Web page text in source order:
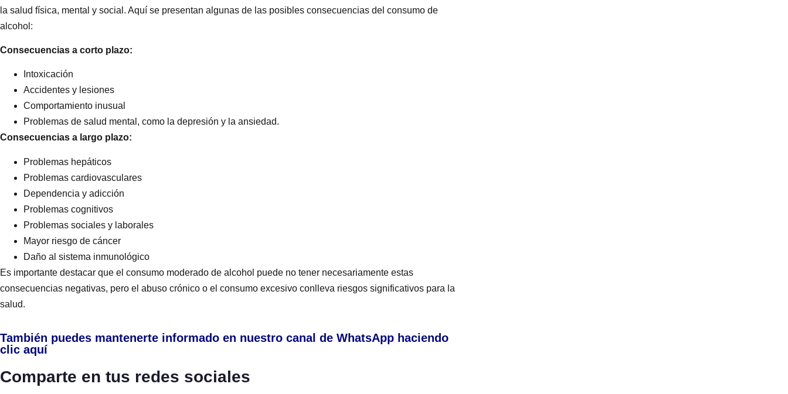
la salud física, mental y social. Aquí se presentan algunas de las posibles consecuencias del consumo de
alcohol:
Consecuencias a corto plazo:
Intoxicación
Accidentes y lesiones
Comportamiento inusual
Problemas de salud mental, como la depresión y la ansiedad.
Consecuencias a largo plazo:
Problemas hepáticos
Problemas cardiovasculares
Dependencia y adicción
Problemas cognitivos
Problemas sociales y laborales
Mayor riesgo de cáncer
Daño al sistema inmunológico
Es importante destacar que el consumo moderado de alcohol puede no tener necesariamente estas
consecuencias negativas, pero el abuso crónico o el consumo excesivo conlleva riesgos significativos para la
salud.
También puedes mantenerte informado en nuestro canal de WhatsApp haciendo
clic aquí
Comparte en tus redes sociales